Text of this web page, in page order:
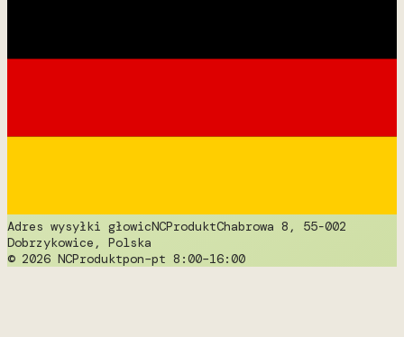
Adres wysyłki głowicNCProduktChabrowa 8, 55-002
Dobrzykowice, Polska
© 2026 NCProduktpon–pt 8:00–16:00